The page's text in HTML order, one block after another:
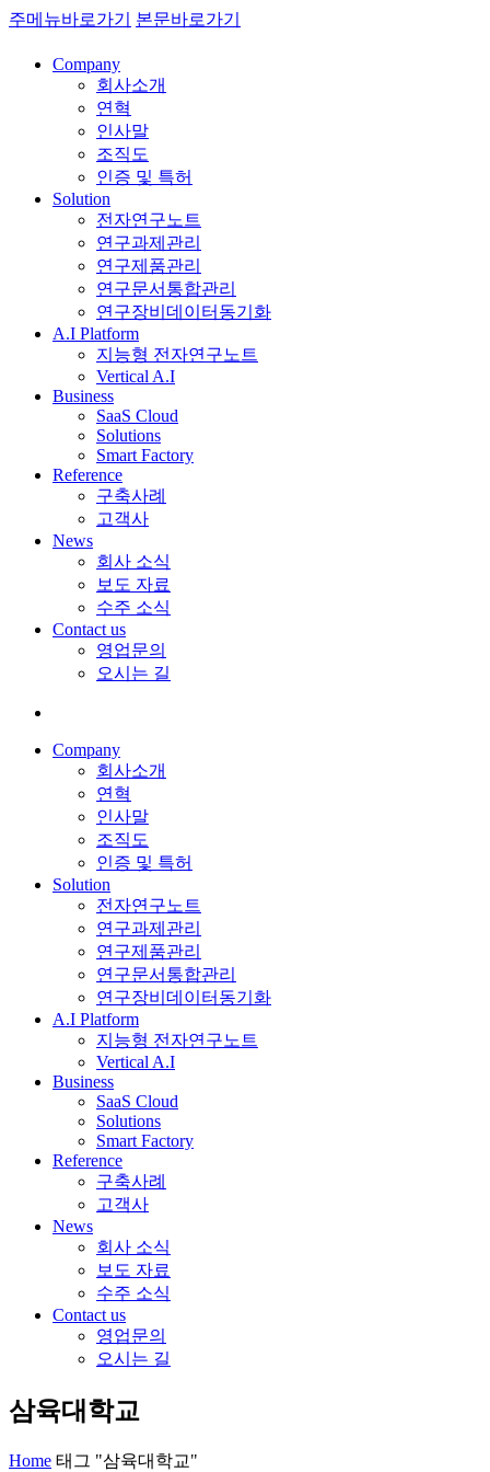
주메뉴바로가기 본문바로가기
Company
회사소개
연혁
인사말
조직도
인증 및 특허
Solution
전자연구노트
연구과제관리
연구제품관리
연구문서통합관리
연구장비데이터동기화
A.I Platform
지능형 전자연구노트
Vertical A.I
Business
SaaS Cloud
Solutions
Smart Factory
Reference
구축사례
고객사
News
회사 소식
보도 자료
수주 소식
Contact us
영업문의
오시는 길
Company
회사소개
연혁
인사말
조직도
인증 및 특허
Solution
전자연구노트
연구과제관리
연구제품관리
연구문서통합관리
연구장비데이터동기화
A.I Platform
지능형 전자연구노트
Vertical A.I
Business
SaaS Cloud
Solutions
Smart Factory
Reference
구축사례
고객사
News
회사 소식
보도 자료
수주 소식
Contact us
영업문의
오시는 길
삼육대학교
Home 태그 "삼육대학교"